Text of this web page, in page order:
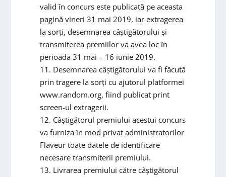
valid în concurs este publicată pe aceasta
pagină vineri 31 mai 2019, iar extragerea
la sorți, desemnarea câștigătorului și
transmiterea premiilor va avea loc în
perioada 31 mai – 16 iunie 2019.
11. Desemnarea câștigătorului va fi făcută
prin tragere la sorți cu ajutorul platformei
www.random.org, fiind publicat print
screen-ul extragerii.
12. Câștigătorul premiului acestui concurs
va furniza în mod privat administratorilor
Flaveur toate datele de identificare
necesare transmiterii premiului.
13. Livrarea premiului către câștigătorul